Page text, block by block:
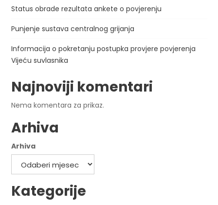
Status obrade rezultata ankete o povjerenju
Punjenje sustava centralnog grijanja
Informacija o pokretanju postupka provjere povjerenja
Vijeću suvlasnika
Najnoviji komentari
Nema komentara za prikaz.
Arhiva
Arhiva
Kategorije